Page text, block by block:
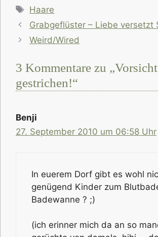
Schlagwörter
Haare
Grabgeflüster – Liebe versetzt
Weird/Wired
3 Kommentare zu
gestrichen!“
Benji
27. September 2010 um 06:58 Uhr
In euerem Dorf gibt es wohl
genügend Kinder zum
Badewanne ? ;)
(ich erinner mich da an so